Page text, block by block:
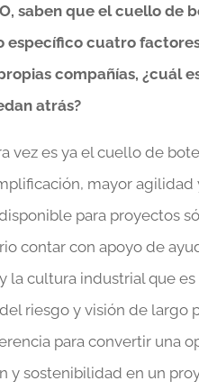
saben que el cuello de
específico cuatro
compañías, ¿cuál
atrás?
vez es ya el cuello de
mayor
para proyectos
contar con apoyo de
la cultura industrial que
riesgo y visión de largo
para convertir una
y sostenibilidad en un